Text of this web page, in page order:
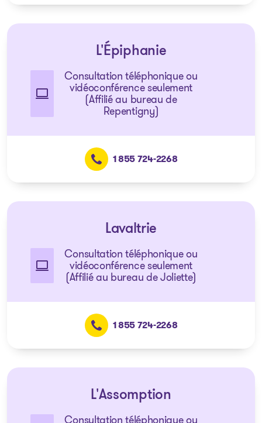
L'Épiphanie
Consultation téléphonique ou
vidéoconférence seulement
(Affilié au bureau de
Repentigny)
1 855 724-2268
Lavaltrie
Consultation téléphonique ou
vidéoconférence seulement
(Affilié au bureau de Joliette)
1 855 724-2268
L'Assomption